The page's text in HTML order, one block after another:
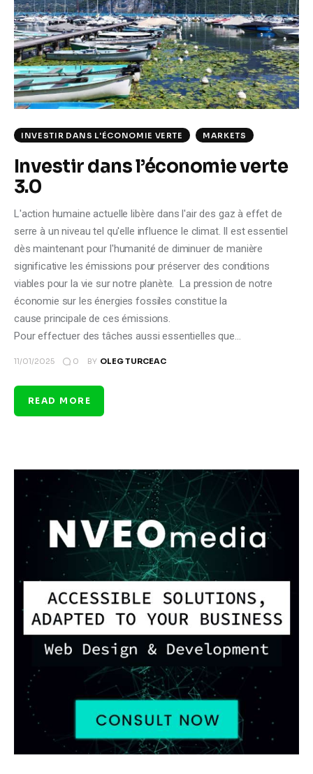
Climate
Markets
Tech
INVESTIR DANS L'ÉCONOMIE VERTE MARKETS
Investir dans l’économie verte
3.0
L'action humaine actuelle libère dans l'air des gaz à effet de
serre à un niveau tel qu'elle influence le climat. Il est essentiel
dès maintenant pour l'humanité de diminuer de manière
significative les émissions pour préserver des conditions
viables pour la vie sur notre planète. La pression de notre
économie sur les énergies fossiles constitue la
cause principale de ces émissions.
Pour effectuer des tâches aussi essentielles que…
11/01/2025 0 BY OLEG TURCEAC
READ MORE